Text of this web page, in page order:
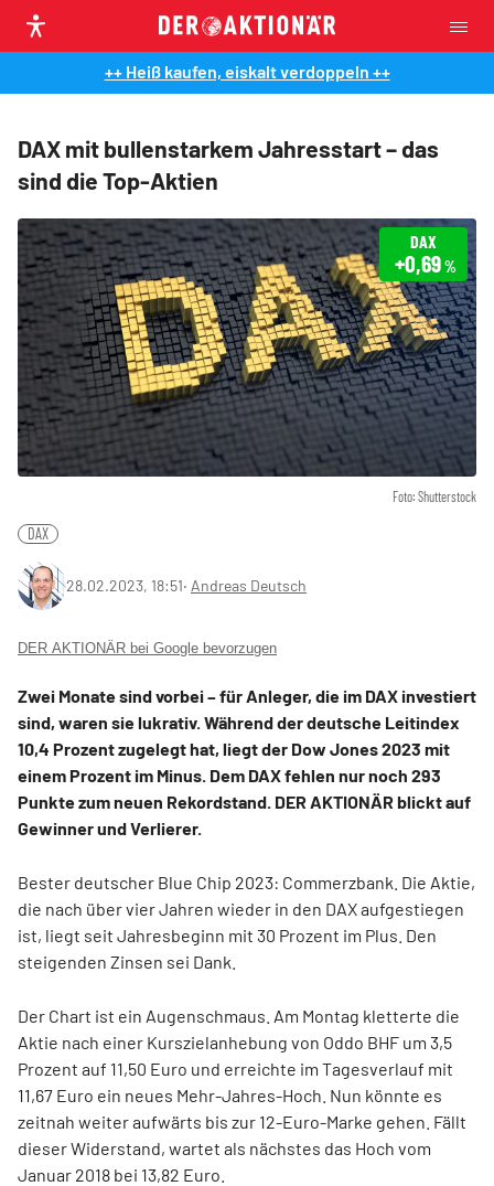
++ Heiß kaufen, eiskalt verdoppeln ++
DAX mit bullenstarkem Jahresstart – das
sind die Top-Aktien
Foto: Shutterstock
DAX
+0,69%
DAX
28.02.2023, 18:51‧ Andreas Deutsch
DER AKTIONÄR bei Google bevorzugen
Zwei Monate sind vorbei – für Anleger, die im DAX investiert
sind, waren sie lukrativ. Während der deutsche Leitindex
10,4 Prozent zugelegt hat, liegt der Dow Jones 2023 mit
einem Prozent im Minus. Dem DAX fehlen nur noch 293
Punkte zum neuen Rekordstand. DER AKTIONÄR blickt auf
Gewinner und Verlierer.
Bester deutscher Blue Chip 2023: Commerzbank. Die Aktie,
die nach über vier Jahren wieder in den DAX aufgestiegen
ist, liegt seit Jahresbeginn mit 30 Prozent im Plus. Den
steigenden Zinsen sei Dank.
Der Chart ist ein Augenschmaus. Am Montag kletterte die
Aktie nach einer Kurszielanhebung von Oddo BHF um 3,5
Prozent auf 11,50 Euro und erreichte im Tagesverlauf mit
11,67 Euro ein neues Mehr-Jahres-Hoch. Nun könnte es
zeitnah weiter aufwärts bis zur 12-Euro-Marke gehen. Fällt
dieser Widerstand, wartet als nächstes das Hoch vom
Januar 2018 bei 13,82 Euro.